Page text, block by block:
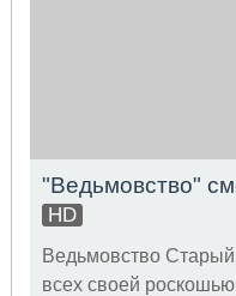
"Ведьмовство"
HD
Ведьмовство
всех своей